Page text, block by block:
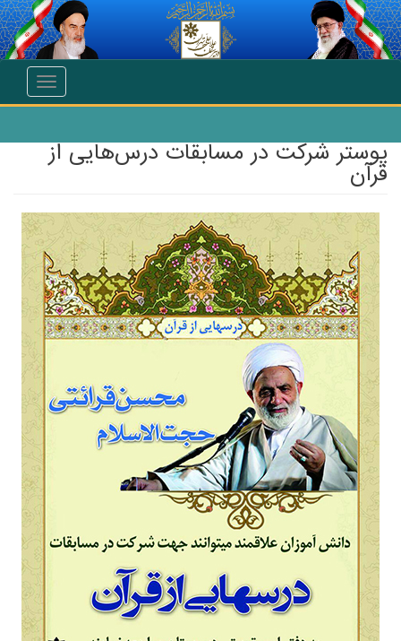
انتقال به محتوای اصلی
Toggle
پوستر شرکت در مسابقات درس‌هایی از
قرآن